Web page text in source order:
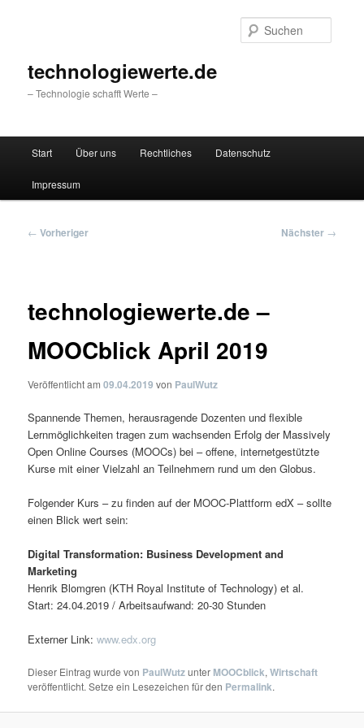
technologiewerte.de
– Technologie schafft Werte –
Start Über uns Rechtliches Datenschutz
Impressum
Beitragsnavigation
← Vorheriger Nächster →
technologiewerte.de –
MOOCblick April 2019
Veröffentlicht am09.04.2019 von PaulWutz
Spannende Themen, herausragende Dozenten und flexible
Lernmöglichkeiten tragen zum wachsenden Erfolg der Massively
Open Online Courses (MOOCs) bei – offene, internetgestützte
Kurse mit einer Vielzahl an Teilnehmern rund um den Globus.
Folgender Kurs – zu finden auf der MOOC-Plattform edX – sollte
einen Blick wert sein:
Digital Transformation: Business Development and
Marketing
Henrik Blomgren (KTH Royal Institute of Technology) et al.
Start: 24.04.2019 / Arbeitsaufwand: 20-30 Stunden
Externer Link:www.edx.org
Dieser Eintrag wurde von PaulWutzunter MOOCblick,Wirtschaft
veröffentlicht. Setze ein Lesezeichen für den Permalink.